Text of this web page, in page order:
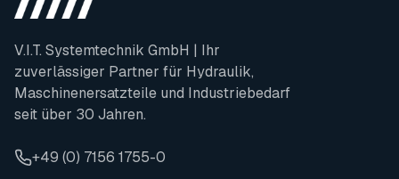
V.I.T. Systemtechnik GmbH | Ihr
zuverlässiger Partner für Hydraulik,
Maschinenersatzteile und Industriebedarf
seit über 30 Jahren.
+49 (0) 7156 1755-0